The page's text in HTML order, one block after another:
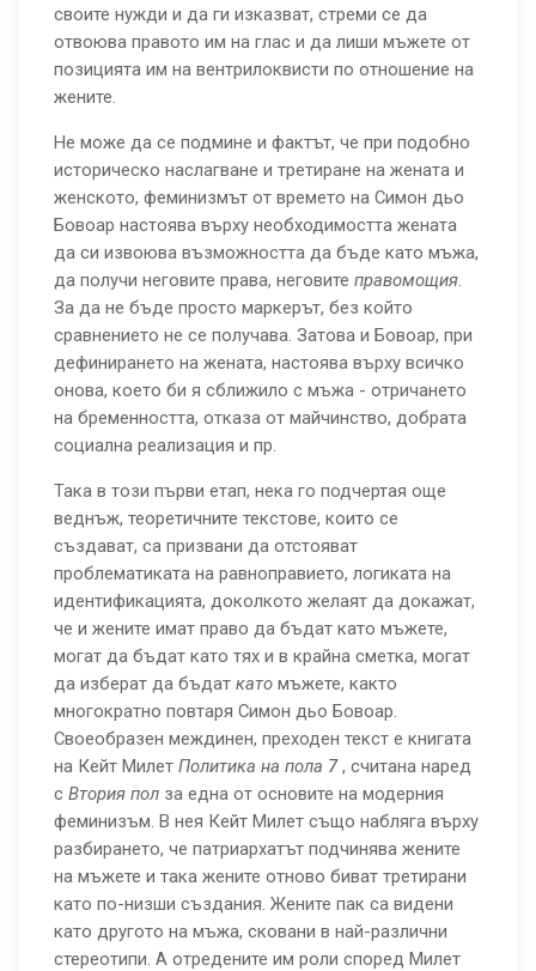
своите нужди и да ги изказват, стреми се да
отвоюва правото им на глас и да лиши мъжете от
позицията им на вентрилоквисти по отношение на
жените.
Не може да се подмине и фактът, че при подобно
историческо наслагване и третиране на жената и
женското, феминизмът от времето на Симон дьо
Бовоар настоява върху необходимостта жената
да си извоюва възможността да бъде като мъжа,
да получи неговите права, неговите правомощия.
За да не бъде просто маркерът, без който
сравнението не се получава. Затова и Бовоар, при
дефинирането на жената, настоява върху всичко
онова, което би я сближило с мъжа - отричането
на бременността, отказа от майчинство, добрата
социална реализация и пр.
Така в този първи етап, нека го подчертая още
веднъж, теоретичните текстове, които се
създават, са призвани да отстояват
проблематиката на равноправието, логиката на
идентификацията, доколкото желаят да докажат,
че и жените имат право да бъдат като мъжете,
могат да бъдат като тях и в крайна сметка, могат
да изберат да бъдат като мъжете, както
многократно повтаря Симон дьо Бовоар.
Своеобразен междинен, преходен текст е книгата
на Кейт Милет Политика на пола 7, считана наред
с Втория пол за една от основите на модерния
феминизъм. В нея Кейт Милет също набляга върху
разбирането, че патриархатът подчинява жените
на мъжете и така жените отново биват третирани
като по-низши създания. Жените пак са видени
като другото на мъжа, сковани в най-различни
стереотипи. А отредените им роли според Милет